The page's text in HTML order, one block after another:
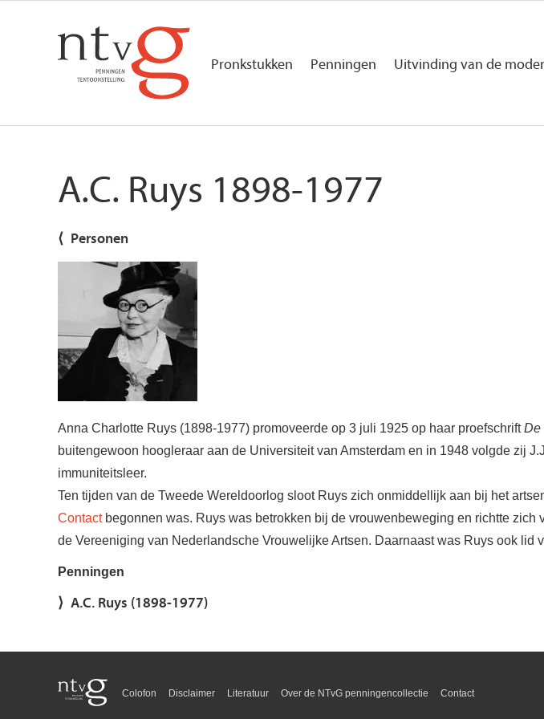
Pronkstukken Penningen Uitvinding van de
A.C. Ruys 1898-1977
Personen
Anna Charlotte Ruys (1898-1977) promoveerde op 3 juli 1925 op haar proefschriftDe
buitengewoon hoogleraar aan de Universiteit van Amsterdam en in 1948 volgde zij
immuniteitsleer.
Ten tijden van de Tweede Wereldoorlog sloot Ruys zich onmiddellijk aan bij het
Contactbegonnen was. Ruys was betrokken bij de vrouwenbeweging en richtte
de Vereeniging van Nederlandsche Vrouwelijke Artsen. Daarnaast was Ruys ook lid
Penningen
A.C. Ruys (1898-1977)
Colofon Disclaimer Literatuur Over de NTvG penningencollectie Contact